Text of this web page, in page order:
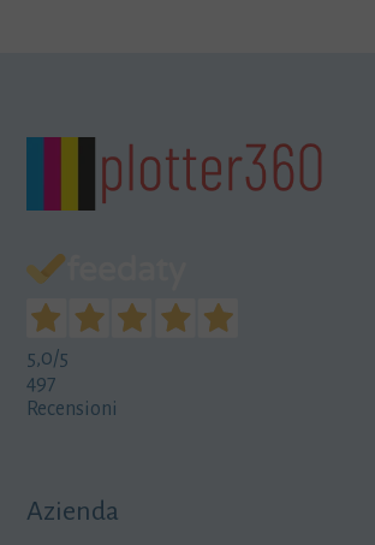
5,0/5
497
Recensioni
Azienda